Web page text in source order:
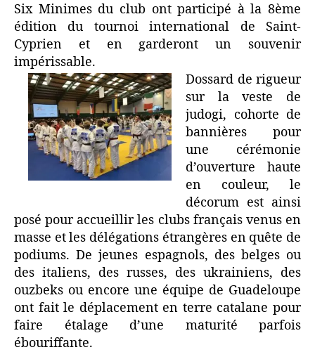
Six Minimes du club ont participé à la 8ème
édition du tournoi international de Saint-
Cyprien et en garderont un souvenir
impérissable.
Dossard de rigueur
sur la veste de
judogi, cohorte de
bannières pour
une cérémonie
d’ouverture haute
en couleur, le
décorum est ainsi
posé pour accueillir les clubs français venus en
masse et les délégations étrangères en quête de
podiums. De jeunes espagnols, des belges ou
des italiens, des russes, des ukrainiens, des
ouzbeks ou encore une équipe de Guadeloupe
ont fait le déplacement en terre catalane pour
faire étalage d’une maturité parfois
ébouriffante.